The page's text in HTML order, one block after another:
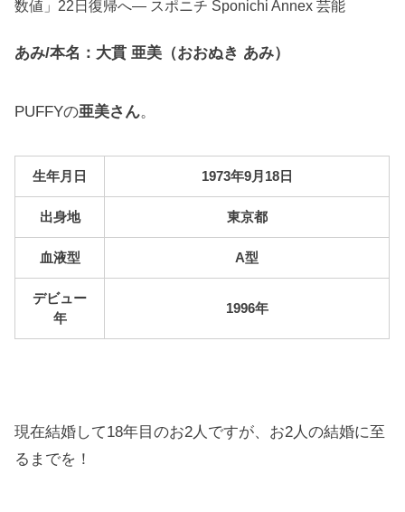
あみ/本名： 大貫亜美（おおぬき あみ）
PUFFYの亜美さん。
生年月日 1973年9月18日
出身地 東京都
血液型 A型
デビュー
年
1996年
現在結婚して18年目のお2人ですが、お2人の結婚に至
るまでを！